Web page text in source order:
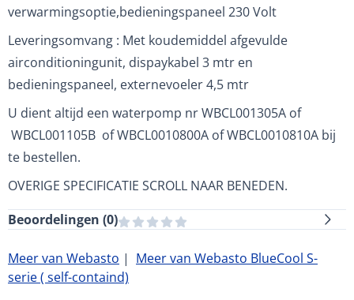
verwarmingsoptie,bedieningspaneel 230 Volt
Leveringsomvang : Met koudemiddel afgevulde
airconditioningunit, dispaykabel 3 mtr en
bedieningspaneel, externevoeler 4,5 mtr
U dient altijd een waterpomp nr WBCL001305A of
WBCL001105B of WBCL0010800A of WBCL0010810A bij
te bestellen.
OVERIGE SPECIFICATIE SCROLL NAAR BENEDEN.
Beoordelingen (0)
Meer van Webasto | Meer van Webasto BlueCool S-
serie ( self-containd)